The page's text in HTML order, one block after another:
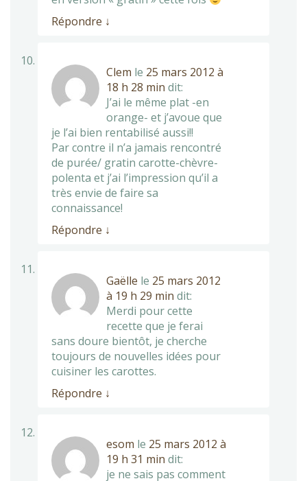
Répondre ↓
Clem le 25 mars 2012 à
18 h 28 min dit:
J’ai le même plat -en
orange- et j’avoue que
je l’ai bien rentabilisé aussi!!
Par contre il n’a jamais rencontré
de purée/ gratin carotte-chèvre-
polenta et j’ai l’impression qu’il a
très envie de faire sa
connaissance!
Répondre ↓
Gaëlle le 25 mars 2012
à 19 h 29 min dit:
Merdi pour cette
recette que je ferai
sans doure bientôt, je cherche
toujours de nouvelles idées pour
cuisiner les carottes.
Répondre ↓
esom le 25 mars 2012 à
19 h 31 min dit:
je ne sais pas comment